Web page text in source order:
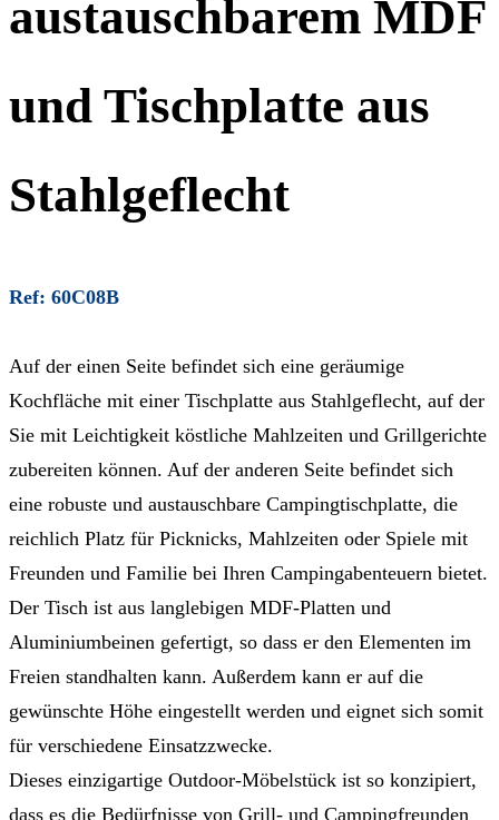
austauschbarem MDF
und Tischplatte aus
Stahlgeflecht
Ref: 60C08B
Auf der einen Seite befindet sich eine geräumige
Kochfläche mit einer Tischplatte aus Stahlgeflecht, auf der
Sie mit Leichtigkeit köstliche Mahlzeiten und Grillgerichte
zubereiten können. Auf der anderen Seite befindet sich
eine robuste und austauschbare Campingtischplatte, die
reichlich Platz für Picknicks, Mahlzeiten oder Spiele mit
Freunden und Familie bei Ihren Campingabenteuern bietet.
Der Tisch ist aus langlebigen MDF-Platten und
Aluminiumbeinen gefertigt, so dass er den Elementen im
Freien standhalten kann. Außerdem kann er auf die
gewünschte Höhe eingestellt werden und eignet sich somit
für verschiedene Einsatzzwecke.
Dieses einzigartige Outdoor-Möbelstück ist so konzipiert,
dass es die Bedürfnisse von Grill- und Campingfreunden